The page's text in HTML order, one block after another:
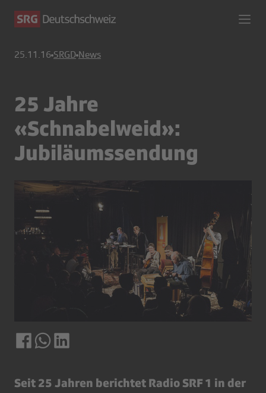
25.11.16 SRGD News
25 Jahre
«Schnabelweid»:
Jubiläumssendung
Seit 25 Jahren berichtet Radio SRF 1 in der